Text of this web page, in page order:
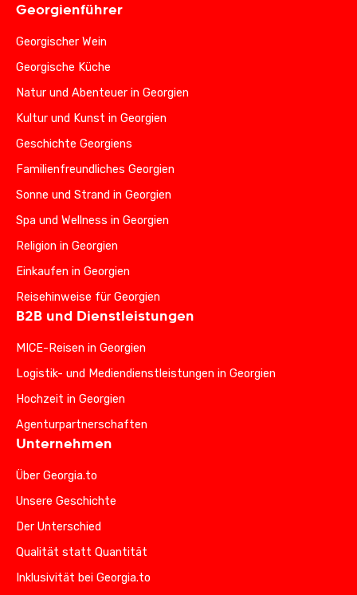
Georgienführer
Georgischer Wein
Georgische Küche
Natur und Abenteuer in Georgien
Kultur und Kunst in Georgien
Geschichte Georgiens
Familienfreundliches Georgien
Sonne und Strand in Georgien
Spa und Wellness in Georgien
Religion in Georgien
Einkaufen in Georgien
Reisehinweise für Georgien
B2B und Dienstleistungen
MICE-Reisen in Georgien
Logistik- und Mediendienstleistungen in Georgien
Hochzeit in Georgien
Agenturpartnerschaften
Unternehmen
Über Georgia.to
Unsere Geschichte
Der Unterschied
Qualität statt Quantität
Inklusivität bei Georgia.to